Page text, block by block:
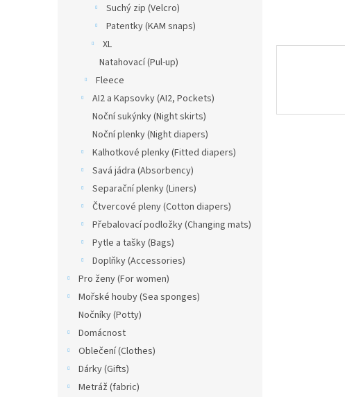
Suchý zip (Velcro)
Patentky (KAM snaps)
XL
Natahovací (Pul-up)
Fleece
AI2 a Kapsovky (AI2, Pockets)
Noční sukýnky (Night skirts)
Noční plenky (Night diapers)
Kalhotkové plenky (Fitted diapers)
Savá jádra (Absorbency)
Separační plenky (Liners)
Čtvercové pleny (Cotton diapers)
Přebalovací podložky (Changing mats)
Pytle a tašky (Bags)
Doplňky (Accessories)
Pro ženy (For women)
Mořské houby (Sea sponges)
Nočníky (Potty)
Domácnost
Oblečení (Clothes)
Dárky (Gifts)
Metráž (fabric)